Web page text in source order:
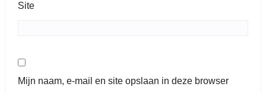
Site
Mijn naam, e-mail en site opslaan in deze browser